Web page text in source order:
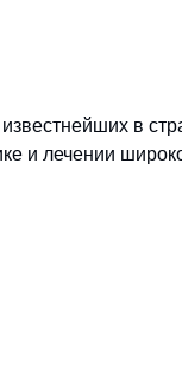
в
и лечении